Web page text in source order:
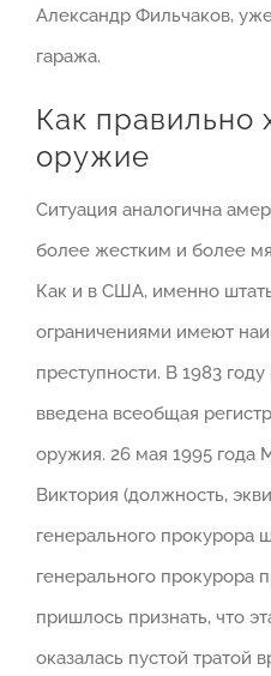
Александр Фильчаков,
гаража.
Как правильно
оружие
Ситуация аналогична
более жестким и более
Как и в США, именно
ограничениями имеют
преступности. В 1983
введена всеобщая
оружия. 26 мая 1995 года
Виктория (должность,
генерального прокурора
генерального прокурора
пришлось признать, что
оказалась пустой тратой